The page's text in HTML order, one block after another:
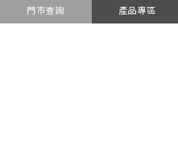
門市查詢 產品專區